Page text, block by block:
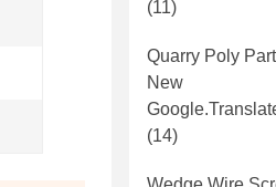
(11)
Quarry Poly
New
(14)